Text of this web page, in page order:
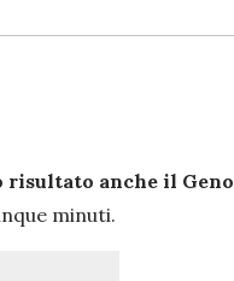
risultato anche il Geno
minuti.